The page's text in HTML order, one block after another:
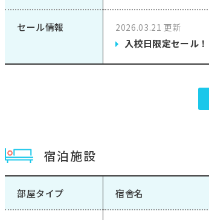
セール情報 2026.03.21 更新
入校日限定セール！
宿泊施設
部屋タイプ 宿舎名